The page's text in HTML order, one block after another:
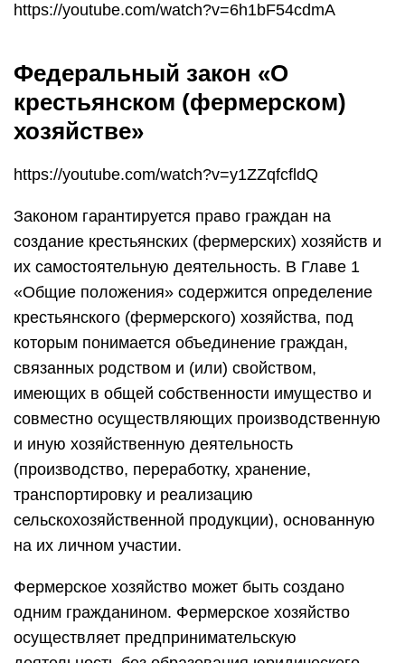
https://youtube.com/watch?v=6h1bF54cdmA
Федеральный закон «О
крестьянском (фермерском)
хозяйстве»
https://youtube.com/watch?v=y1ZZqfcfldQ
Законом гарантируется право граждан на
создание крестьянских (фермерских) хозяйств и
их самостоятельную деятельность. В Главе 1
«Общие положения» содержится определение
крестьянского (фермерского) хозяйства, под
которым понимается объединение граждан,
связанных родством и (или) свойством,
имеющих в общей собственности имущество и
совместно осуществляющих производственную
и иную хозяйственную деятельность
(производство, переработку, хранение,
транспортировку и реализацию
сельскохозяйственной продукции), основанную
на их личном участии.
Фермерское хозяйство может быть создано
одним гражданином. Фермерское хозяйство
осуществляет предпринимательскую